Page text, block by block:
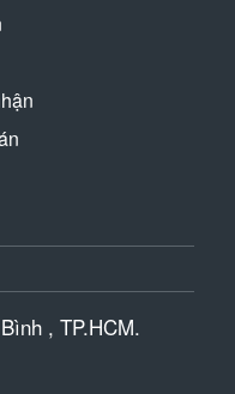
, TP.HCM.